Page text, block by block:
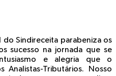
do Sindireceita parabeniza os
sucesso na jornada que se
e alegria que o
Analistas-Tributários. Nosso